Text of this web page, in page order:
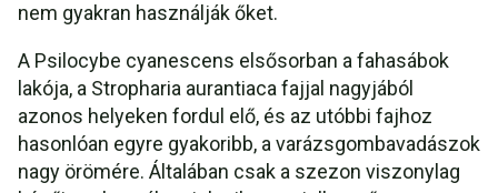
nem gyakran használják őket.
A Psilocybe cyanescens elsősorban a fahasábok
lakója, a Stropharia aurantiaca fajjal nagyjából
azonos helyeken fordul elő, és az utóbbi fajhoz
hasonlóan egyre gyakoribb, a varázsgombavadászok
nagy örömére. Általában csak a szezon viszonylag